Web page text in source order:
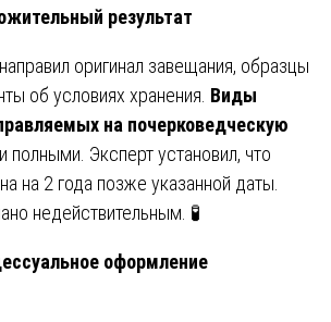
результат
оригинал завещания, образцы
об условиях хранения. Виды
на почерковедческую
полными. Эксперт установил, что
на 2 года позже указанной даты.
недействительным. 🧪
оформление